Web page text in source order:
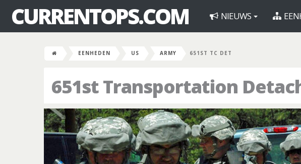
CURRENTOPS.COM NIEUWS
EENHEDEN US ARMY 651ST TC DET
651st Transportation